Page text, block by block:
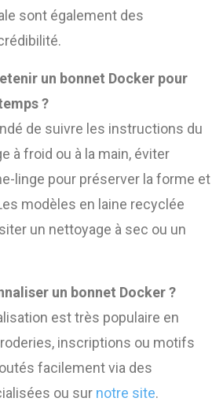
sont également des
un bonnet Docker pour
?
de suivre les instructions du
à froid ou à la main, éviter
linge pour préserver la forme et
modèles en laine recyclée
un nettoyage à sec ou un
un bonnet Docker ?
est très populaire en
inscriptions ou motifs
facilement via des
ou sur notre site.